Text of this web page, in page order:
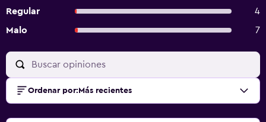
Regular
4
Malo
7
Ordenar por: Más recientes